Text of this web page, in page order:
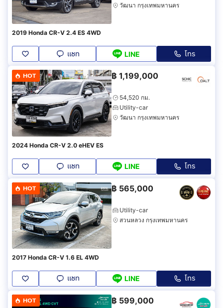
วัฒนา กรุงเทพมหานคร
2019 Honda CR-V 2.4 ES 4WD
แชท LINE โทร
HOT ฿ 1,199,000
54,520 กม.
Utility-car
วัฒนา กรุงเทพมหานคร
2024 Honda CR-V 2.0 eHEV ES
แชท LINE โทร
HOT ฿ 565,000
Utility-car
สวนหลวง กรุงเทพมหานคร
2017 Honda CR-V 1.6 EL 4WD
แชท LINE โทร
HOT ฿ 599,000